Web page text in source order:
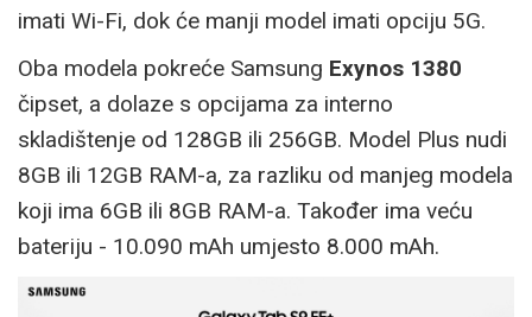
imati Wi-Fi, dok će manji model imati opciju 5G.
Oba modela pokreće Samsung Exynos 1380
čipset, a dolaze s opcijama za interno
skladištenje od 128GB ili 256GB. Model Plus nudi
8GB ili 12GB RAM-a, za razliku od manjeg modela
koji ima 6GB ili 8GB RAM-a. Također ima veću
bateriju - 10.090 mAh umjesto 8.000 mAh.